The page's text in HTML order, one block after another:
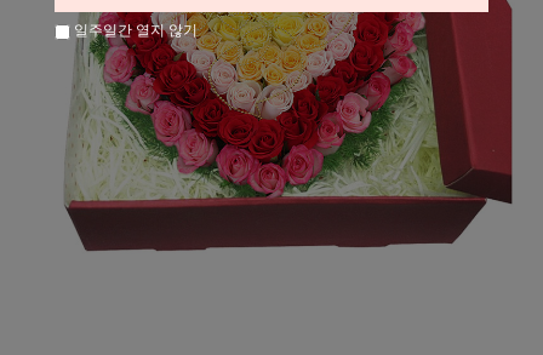
일주일간 열지 않기